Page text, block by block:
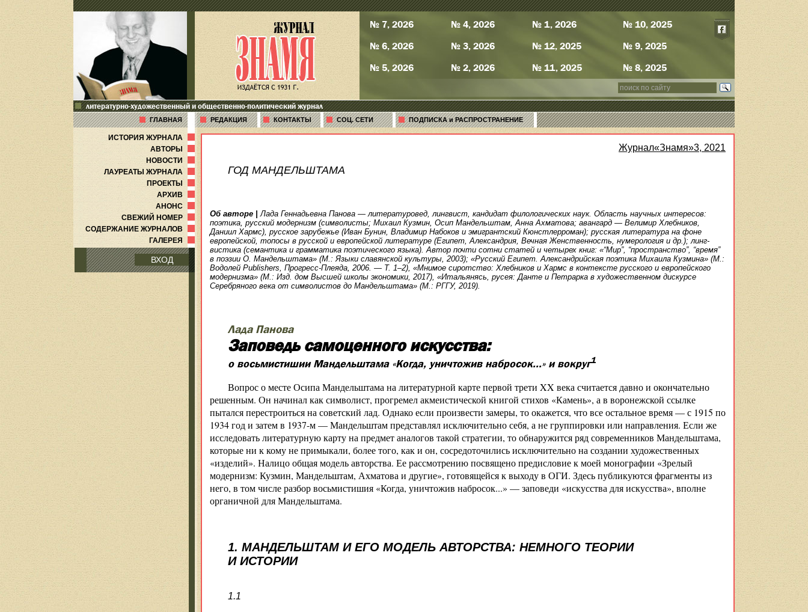
№ 7, 2026
№ 6, 2026
№ 5, 2026
№ 4, 2026
№ 3, 2026
№ 2, 2026
№ 1, 2026
№ 12, 2025
№ 11, 2025
№ 10, 2025
№ 9, 2025
№ 8, 2025
литературно-художественный и общественно-политический журнал
ГЛАВНАЯ РЕДАКЦИЯ КОНТАКТЫ СОЦ. СЕТИ ПОДПИСКА и РАСПРОСТРАНЕНИЕ
ИСТОРИЯ ЖУРНАЛА
АВТОРЫ
НОВОСТИ
ЛАУРЕАТЫ ЖУРНАЛА
ПРОЕКТЫ
АРХИВ
АНОНС
СВЕЖИЙ НОМЕР
СОДЕРЖАНИЕ ЖУРНАЛОВ
ГАЛЕРЕЯ
ВХОД
Журнал«Знамя»3, 2021
ГОД МАНДЕЛЬШТАМА
Об авторе
Лада Геннадьевна Панова — литературовед, лингвист, кандидат филологических наук. Область научных интересов:
поэтика, русский модернизм (символисты; Михаил Кузмин, Осип Мандельштам, Анна Ахматова; авангард — Велимир Хлебников,
Даниил Хармс), русское зарубежье (Иван Бунин, Владимир Набоков и эмигрантский Кюнстлерроман); русская литература на фоне
европейской, топосы в русской и европейской литературе (Египет, Александрия, Вечная Женственность, нумерология и др.); линг­
вистика (семантика и грамматика поэтического языка). Автор почти сотни статей и четырех книг: «“Мир”, “пространство”, “время”
в поэзии О. Мандельштама» (М.: Языки славянской культуры, 2003); «Русский Египет. Александрийская поэтика Михаила Кузмина» (М.:
Водолей Publishers, Прогресс-Плеяда, 2006. — Т. 1–2), «Мнимое сиротство: Хлебников и Хармс в контексте русского и европейского
модернизма» (М.: Изд. дом Высшей школы экономики, 2017), «Итальянясь, русея: Данте и Петрарка в художественном дискурсе
Серебряного века от символистов до Мандельштама» (М.: РГГУ, 2019).
Лада Панова
Заповедь самоценного искусства:
о восьмистишии Мандельштама «Когда, уничтожив набросок...» и вокруг1
Вопрос о месте Осипа Мандельштама на литературной карте первой трети XX века считается давно и окончательно
решенным. Он начинал как символист, прогремел акмеистической книгой стихов «Камень», а в воронежской ссылке
пытался перестроиться на советский лад. Однако если произвести замеры, то окажется, что все остальное время — с 1915 по
1934 год и затем в 1937-м — Мандельштам представлял исключительно себя, а не группировки или направления. Если же
исследовать литературную карту на предмет аналогов такой стратегии, то обнаружится ряд современников Мандельштама,
которые ни к кому не примыкали, более того, как и он, сосредоточились исключительно на создании художественных
«изделий». Налицо общая модель авторства. Ее рассмотрению посвящено предисловие к моей монографии «Зрелый
модернизм: Кузмин, Мандельштам, Ахматова и другие», готовящейся к выходу в ОГИ. Здесь публикуются фрагменты из
него, в том числе разбор восьмистишия «Когда, уничтожив набросок...» — заповеди «искусства для искусства», вполне
органичной для Мандельштама.
1. МАНДЕЛЬШТАМ И ЕГО МОДЕЛЬ АВТОРСТВА: НЕМНОГО ТЕОРИИ
И ИСТОРИИ
1.1